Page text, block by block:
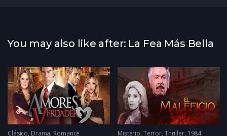
You may also like after: La Fea Más Bella
Clásico, Drama, Romance Misterio, Terror, Thriller 1984